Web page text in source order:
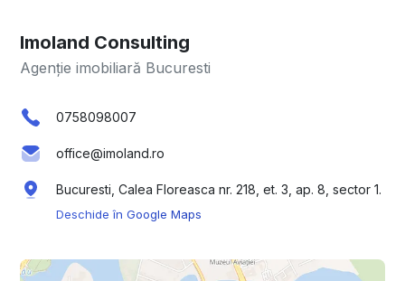
Imoland Consulting
Agenție imobiliară Bucuresti
0758098007
office@imoland.ro
Bucuresti, Calea Floreasca nr. 218, et. 3, ap. 8, sector 1.
Deschide în Google Maps